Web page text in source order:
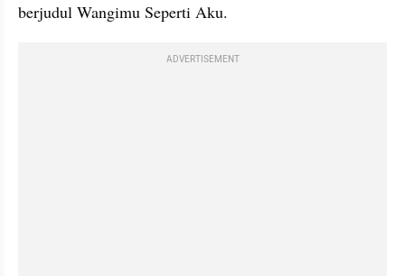
berjudul Wangimu Seperti Aku.
ADVERTISEMENT